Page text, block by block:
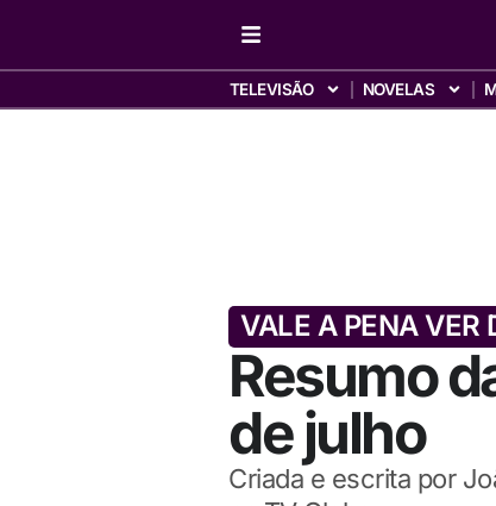
TELEVISÃO NOVELAS
VALE A PENA VER
Resumo
de julho
Criada e escrita por